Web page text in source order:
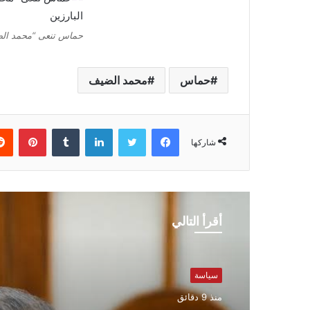
حماس تنعى “محمد
حماس محمد الضيف
شاركها
فيسبوك تويتر لينكدإن
أقرأ التالي
سياسة
منذ 9 دقائق